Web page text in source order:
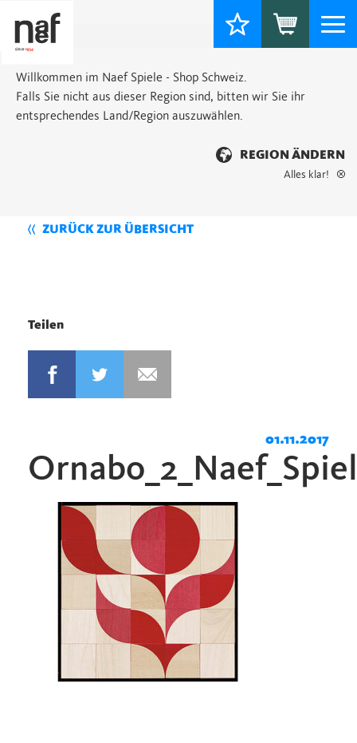
Willkommen im Naef Spiele - Shop Schweiz.
Falls Sie nicht aus dieser Region sind, bitten wir Sie ihr
entsprechendes Land/Region auszuwählen.
REGION ÄNDERN
Alles klar!
ZURÜCK ZUR ÜBERSICHT
Teilen
01.11.2017